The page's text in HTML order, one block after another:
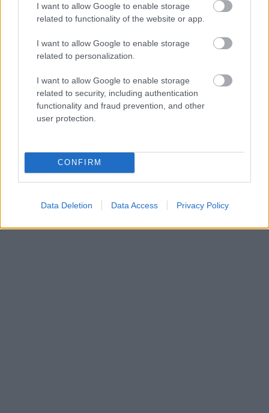
I want to allow Google to enable storage
related to functionality of the website or app.
I want to allow Google to enable storage
related to personalization.
I want to allow Google to enable storage
related to security, including authentication
functionality and fraud prevention, and other
user protection.
CONFIRM
Data Deletion Data Access Privacy Policy
ΓΙΝΕ ΣΥΝΔΡΟΜΗΤΗΣ